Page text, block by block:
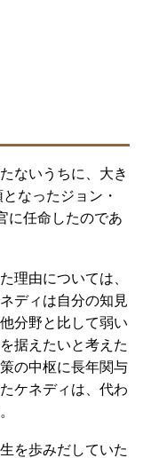
ないうちに、大き
なったジョン・
に任命したのであ
理由については、
ディは自分の知見
分野と比して弱い
据えたいと考えた
の中枢に長年関与
ケネディは、代わ
を歩みだしていた